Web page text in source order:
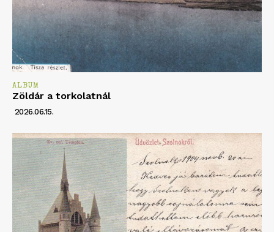
ALBUM
Zöldár a torkolatnál
2026.06.15.